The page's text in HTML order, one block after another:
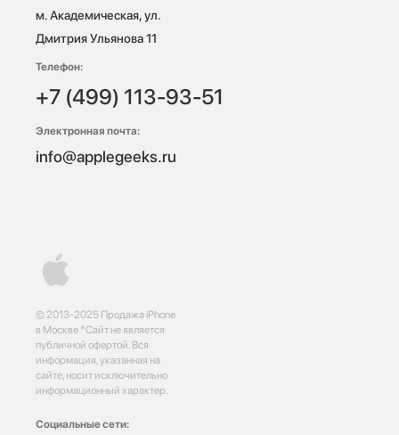
© 2013-2025 Продажа iPhone
в Москве *Сайт не является
публичной офертой. Вся
информация, указанная на
сайте, носит исключительно
информационный характер.
Социальные сети:
м. Академическая, ул.
Дмитрия Ульянова 11
Телефон:
+7 (499) 113-93-51
Электронная почта:
info@applegeeks.ru